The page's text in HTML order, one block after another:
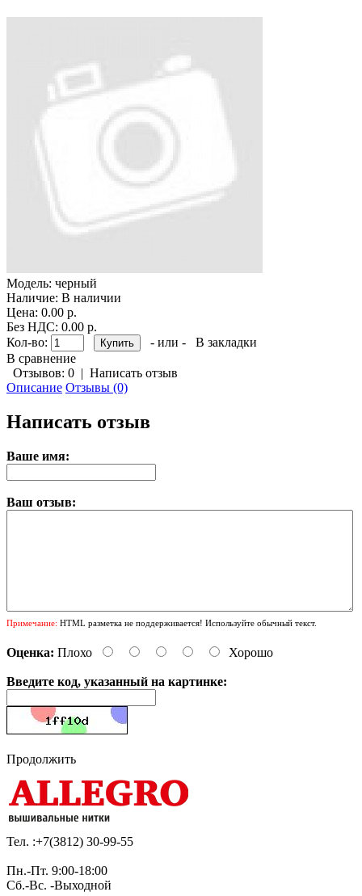
Модель: черный
Наличие: В наличии
Цена: 0.00 р.
Без НДС: 0.00 р.
Кол-во:
- или -
В закладки
В сравнение
Отзывов: 0 | Написать отзыв
Описание Отзывы (0)
Написать отзыв
Ваше имя:
Ваш отзыв:
Примечание: HTML разметка не поддерживается! Используйте обычный текст.
Оценка: Плохо Хорошо
Введите код, указанный на картинке:
Продолжить
Тел. :+7(3812) 30-99-55
Пн.-Пт. 9:00-18:00
Сб.-Вс. -Выходной